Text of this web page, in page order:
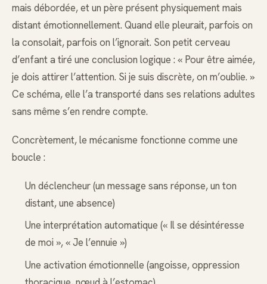
mais débordée, et un père présent physiquement mais
distant émotionnellement. Quand elle pleurait, parfois on
la consolait, parfois on l’ignorait. Son petit cerveau
d’enfant a tiré une conclusion logique : « Pour être aimée,
je dois attirer l’attention. Si je suis discrète, on m’oublie. »
Ce schéma, elle l’a transporté dans ses relations adultes
sans même s’en rendre compte.
Concrètement, le mécanisme fonctionne comme une
boucle :
Un déclencheur (un message sans réponse, un ton
distant, une absence)
Une interprétation automatique (« Il se désintéresse
de moi », « Je l’ennuie »)
Une activation émotionnelle (angoisse, oppression